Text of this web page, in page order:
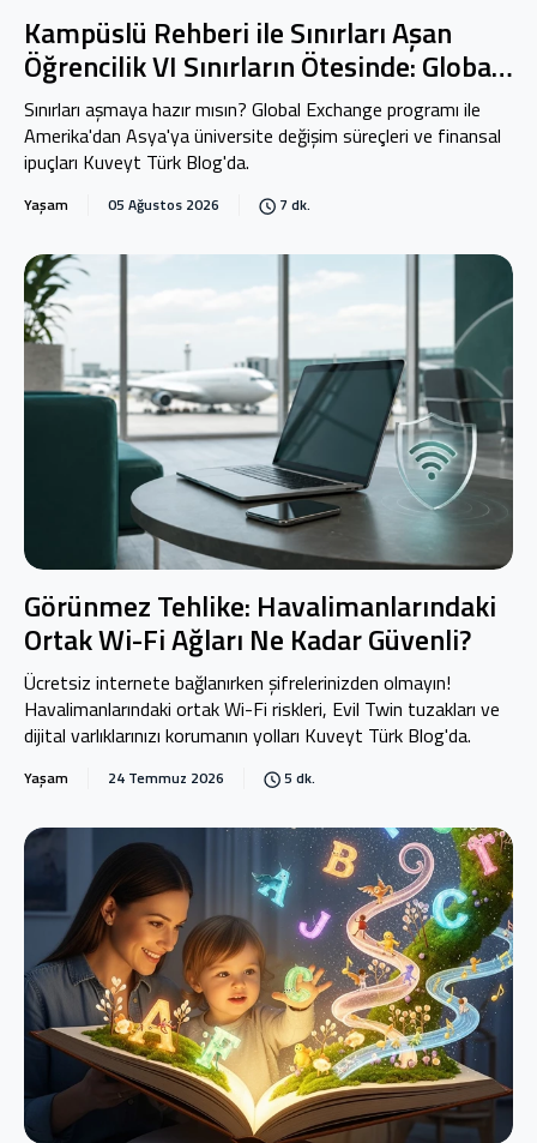
Kampüslü Rehberi ile Sınırları Aşan
Öğrencilik VI Sınırların Ötesinde: Global
Exchange
Sınırları aşmaya hazır mısın? Global Exchange programı ile
Amerika'dan Asya'ya üniversite değişim süreçleri ve finansal
ipuçları Kuveyt Türk Blog'da.
Yaşam 05 Ağustos 2026 7 dk.
Görünmez Tehlike: Havalimanlarındaki
Ortak Wi-Fi Ağları Ne Kadar Güvenli?
Ücretsiz internete bağlanırken şifrelerinizden olmayın!
Havalimanlarındaki ortak Wi-Fi riskleri, Evil Twin tuzakları ve
dijital varlıklarınızı korumanın yolları Kuveyt Türk Blog'da.
Yaşam 24 Temmuz 2026 5 dk.